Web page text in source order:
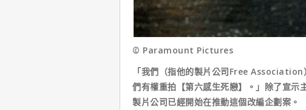
© Paramount Pictures
「我們（指他的製片公司Free
們有權重拍【第六感生死戀】。」除了宣示
製片公司已經開始在推動這個改編企劃案。